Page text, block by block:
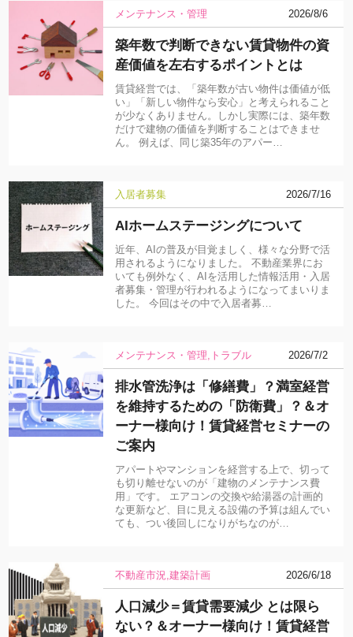
メンテナンス・管理 2026/8/6
築年数で判断できない賃貸物件の資
産価値を左右するポイントとは
賃貸経営では、「築年数が古い物件は価値が低
い」「新しい物件なら安心」と考えられること
が少なくありません。しかし実際には、築年数
だけで建物の価値を判断することはできませ
ん。 例えば、同じ築35年のアパー…
入居者募集 2026/7/16
AIホームステージングについて
近年、AIの普及が目覚ましく、様々な分野で活
用されるようになりました。 不動産業界にお
いても例外なく、AIを活用した情報活用・入居
者募集・管理が行われるようになってまいりま
した。 今回はその中で入居者募…
メンテナンス・管理 トラブル 2026/7/2
排水管洗浄は「修繕費」？満室経営
を維持するための「防衛費」？＆オ
ーナー様向け！賃貸経営セミナーの
ご案内
アパートやマンションを経営する上で、切って
も切り離せないのが「建物のメンテナンス費
用」です。 エアコンの交換や給湯器の計画的
な更新など、目に見える設備の予算は組んでい
ても、つい後回しになりがちなのが…
不動産市況 建築計画 2026/6/18
人口減少＝賃貸需要減少 とは限ら
ない？＆オーナー様向け！賃貸経営